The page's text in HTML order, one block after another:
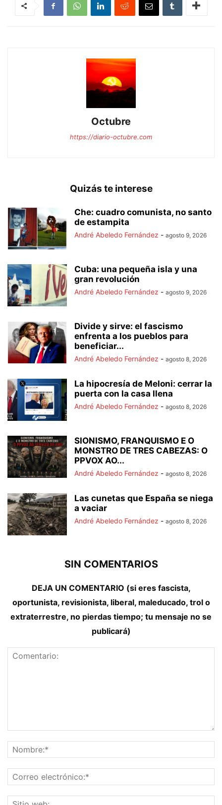
Octubre
https://diario-octubre.com
Quizás te interese
Che: cuadro comunista, no santo
de estampita
André Abeledo Fernández - agosto 9, 2026
Cuba: una pequeña isla y una
gran revolución
André Abeledo Fernández - agosto 9, 2026
Divide y sirve: el fascismo
enfrenta a los pueblos para
beneficiar...
André Abeledo Fernández - agosto 8, 2026
La hipocresía de Meloni: cerrar la
puerta con la casa llena
André Abeledo Fernández - agosto 8, 2026
SIONISMO, FRANQUISMO E O
MONSTRO DE TRES CABEZAS: O
PPVOX AO...
André Abeledo Fernández - agosto 8, 2026
Las cunetas que España se niega
a vaciar
André Abeledo Fernández - agosto 8, 2026
SIN COMENTARIOS
DEJA UN COMENTARIO (si eres fascista,
oportunista, revisionista, liberal, maleducado, trol o
extraterrestre, no pierdas tiempo; tu mensaje no se
publicará)